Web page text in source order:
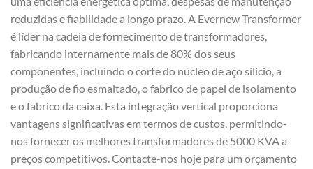
reduzidas e fiabilidade a longo prazo. A Evernew Transformer
é líder na cadeia de fornecimento de transformadores,
fabricando internamente mais de 80% dos seus
componentes, incluindo o corte do núcleo de aço silício, a
produção de fio esmaltado, o fabrico de papel de isolamento
e o fabrico da caixa. Esta integração vertical proporciona
vantagens significativas em termos de custos, permitindo-
nos fornecer os melhores transformadores de 5000 KVA a
preços competitivos. Contacte-nos hoje para um orçamento